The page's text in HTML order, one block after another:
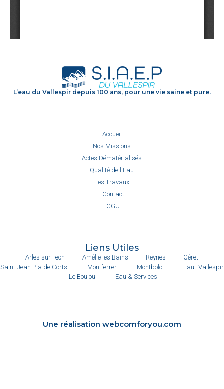
L’eau du Vallespir depuis 100 ans, pour une vie saine et pure.
Accueil
Nos Missions
Actes Dématérialisés
Qualité de l'Eau
Les Travaux
Contact
CGU
Liens Utiles
Arles sur Tech Amélie les Bains Reynes
Céret
Saint Jean Pla de Corts
Montferrer Montbolo
Haut-Vallespir
Le Boulou
Eau & Services
Une réalisation webcomforyou.com